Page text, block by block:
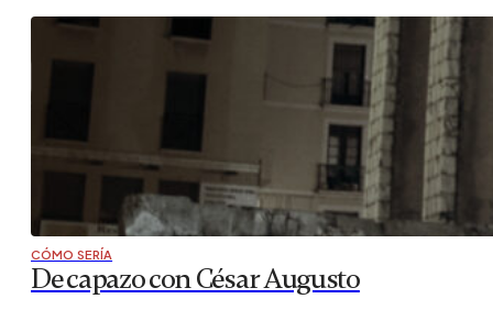
CÓMO SERÍA
De capazo con César Augusto